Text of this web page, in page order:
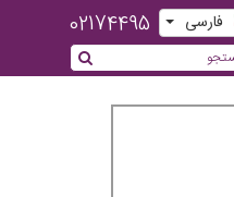
فارسی 02174495